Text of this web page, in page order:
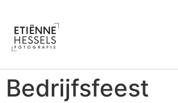
Bedrijfsfeest